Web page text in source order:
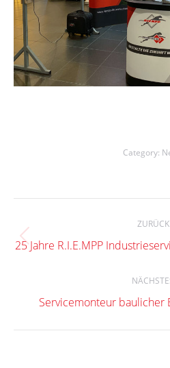
Category:
ZURÜCK
25 Jahre R.I.E.MPP
Servicemonteur baulicher